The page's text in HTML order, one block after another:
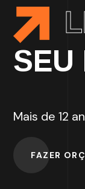
SEU
Mais de 12
FAZER